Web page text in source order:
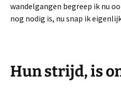
wandelgangen begreep ik nu
nog nodig is, nu snap ik
Hun strijd, is